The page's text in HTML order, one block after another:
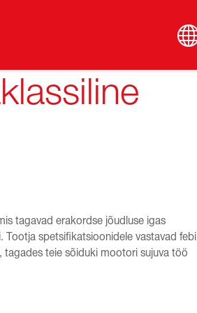
tagavad erakordse jõudluse igas
spetsifikatsioonidele vastavad febi
teie sõiduki mootori sujuva töö